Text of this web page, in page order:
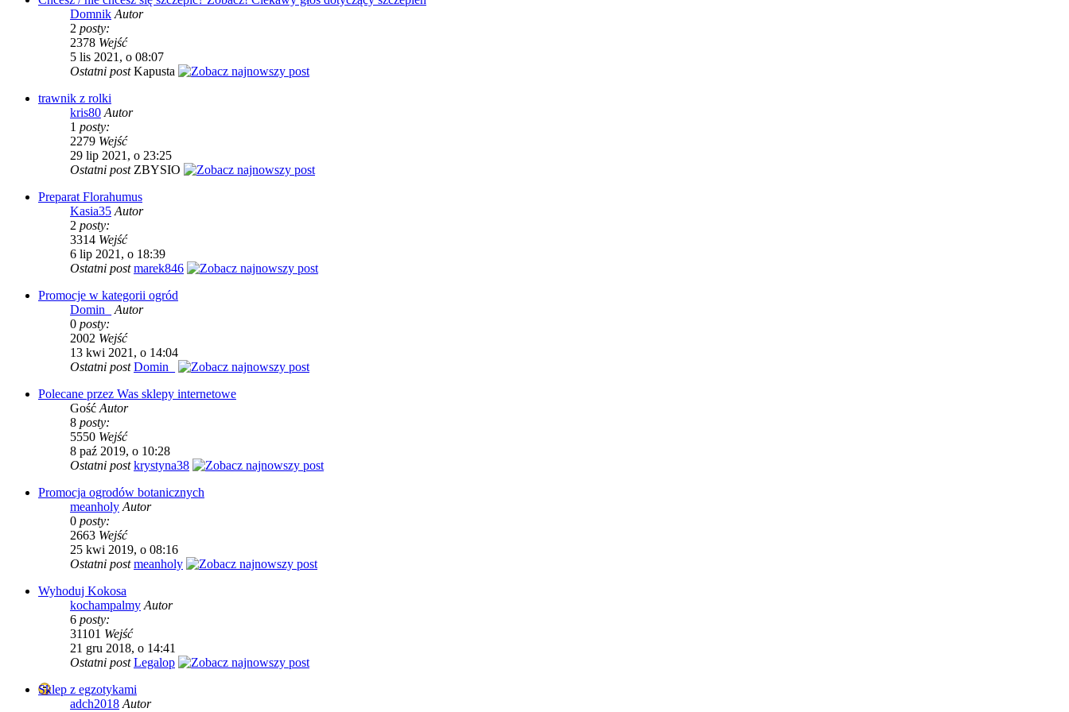
Domnik Autor
2 posty:
2378 Wejść
5 lis 2021, o 08:07
Ostatni postKapusta
trawnik z rolki
kris80 Autor
1 posty:
2279 Wejść
29 lip 2021, o 23:25
Ostatni post ZBYSIO
Preparat Florahumus
Kasia35 Autor
2 posty:
3314 Wejść
6 lip 2021, o 18:39
Ostatni postmarek846
Promocje w kategorii ogród
Domin_
Autor
0 posty:
2002 Wejść
13 kwi 2021, o 14:04
Ostatni postDomin_
Polecane przez Was sklepy internetowe
Gość Autor
8 posty:
5550 Wejść
8 paź 2019, o 10:28
Ostatni postkrystyna38
Promocja ogrodów botanicznych
meanholy Autor
0 posty:
2663 Wejść
25 kwi 2019, o 08:16
Ostatni postmeanholy
Wyhoduj Kokosa
kochampalmy Autor
6 posty:
31101 Wejść
21 gru 2018, o 14:41
Ostatni postLegalop
Sklep z egzotykami
adch2018 Autor